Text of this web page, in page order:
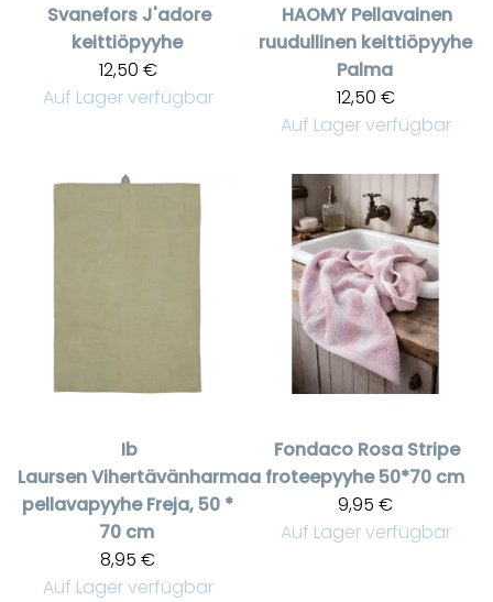
Svanefors J'adore
keittiöpyyhe
12,50 €
Auf Lager verfügbar
HAOMY Pellavainen
ruudullinen keittiöpyyhe
Palma
12,50 €
Auf Lager verfügbar
Ib
LaursenVihertävänharmaa
pellavapyyhe Freja, 50 *
70 cm
8,95 €
Auf Lager verfügbar
Fondaco Rosa Stripe
froteepyyhe 50*70 cm
9,95 €
Auf Lager verfügbar